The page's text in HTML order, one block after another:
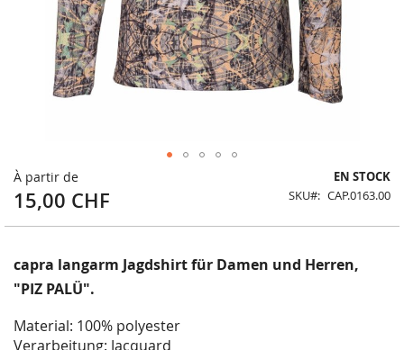
À partir de
15,00 CHF
EN STOCK
SKU
CAP.0163.00
capra langarm Jagdshirt für Damen und Herren,
"PIZ PALÜ".
Material: 100% polyester
Verarbeitung: Jacquard
Skip
to
the
beginning
images
gallery